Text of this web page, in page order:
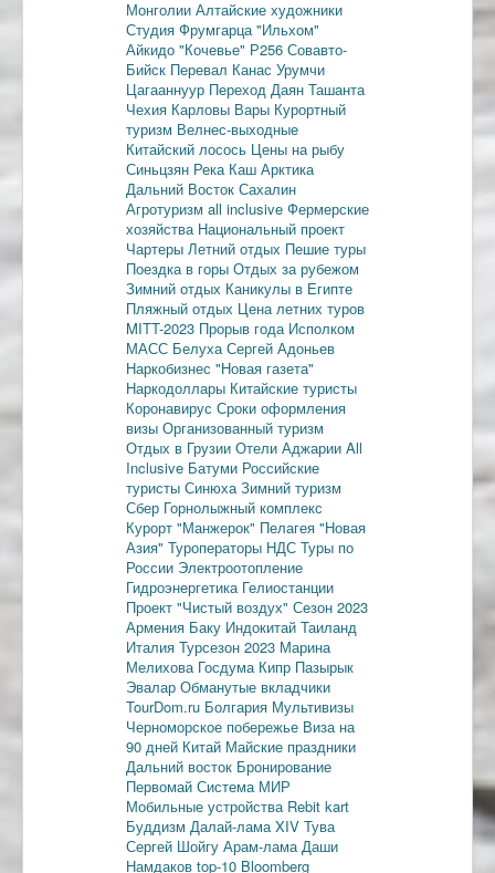
Монголии Алтайские художники
Студия Фрумгарца "Ильхом"
Айкидо "Кочевье" Р256 Совавто-
Бийск Перевал Канас Урумчи
Цагааннуур Переход Даян Ташанта
Чехия Карловы Вары Курортный
туризм Велнес-выходные
Китайский лосось Цены на рыбу
Синьцзян Река Каш Арктика
Дальний Восток Сахалин
Агротуризм all inclusive Фермерские
хозяйства Национальный проект
Чартеры Летний отдых Пешие туры
Поездка в горы Отдых за рубежом
Зимний отдых Каникулы в Египте
Пляжный отдых Цена летних туров
MITT-2023 Прорыв года Исполком
МАСС Белуха Сергей Адоньев
Наркобизнес "Новая газета"
Наркодоллары Китайские туристы
Коронавирус Сроки оформления
визы Организованный туризм
Отдых в Грузии Отели Аджарии All
Inclusive Батуми Российские
туристы Синюха Зимний туризм
Сбер Горнолыжный комплекс
Курорт "Манжерок" Пелагея "Новая
Азия" Туроператоры НДС Туры по
России Электроотопление
Гидроэнергетика Гелиостанции
Проект "Чистый воздух" Сезон 2023
Армения Баку Индокитай Таиланд
Италия Турсезон 2023 Марина
Мелихова Госдума Кипр Пазырык
Эвалар Обманутые вкладчики
TourDom.ru Болгария Мультивизы
Черноморское побережье Виза на
90 дней Китай Майские праздники
Дальний восток Бронирование
Первомай Система МИР
Мобильные устройства Rebit kart
Буддизм Далай-лама XIV Тува
Сергей Шойгу Арам-лама Даши
Намдаков top-10 Bloomberg